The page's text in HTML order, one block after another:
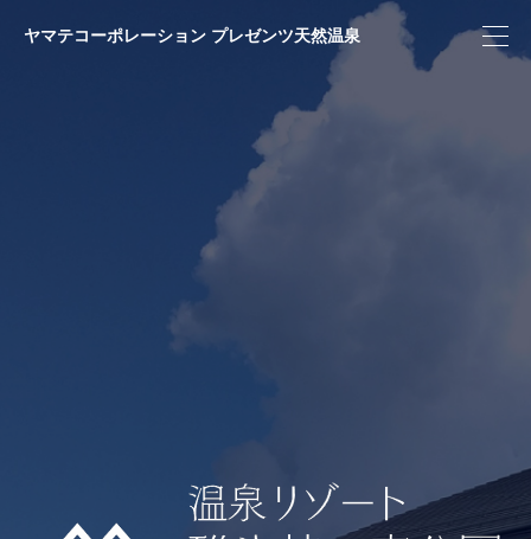
ヤマテコーポレーション プレゼンツ天然温泉